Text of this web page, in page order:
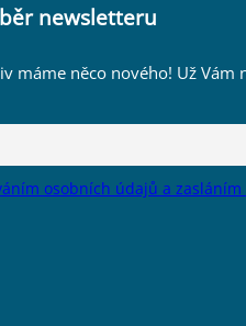
newsletteru
máme něco nového! Už Vám
osobních údajů a